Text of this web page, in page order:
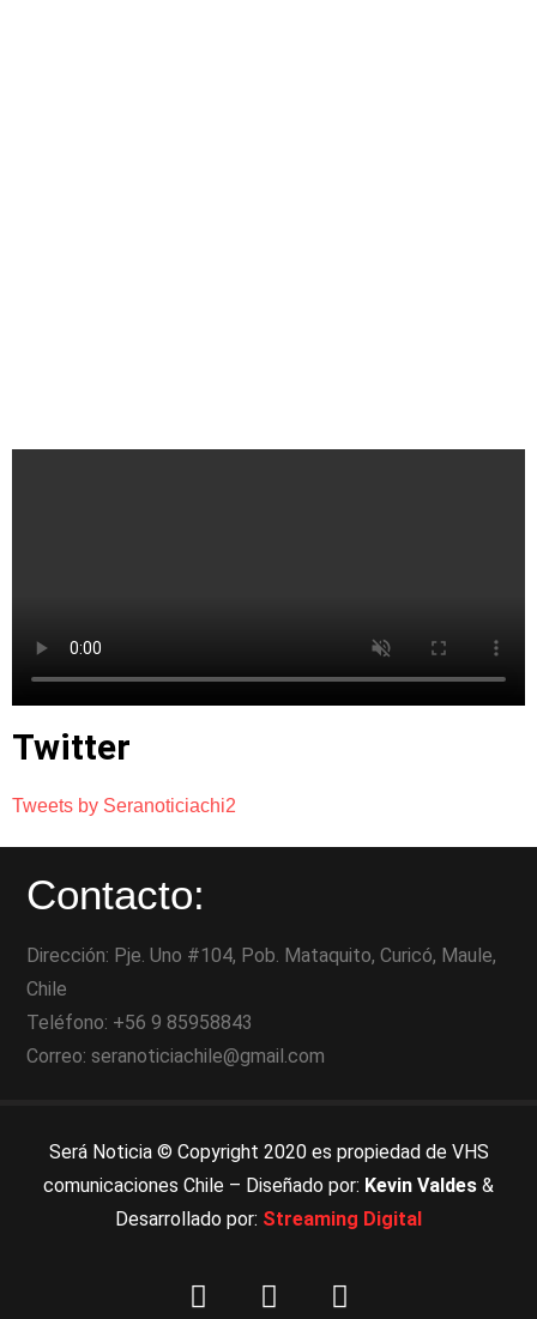
Twitter
Tweets by Seranoticiachi2
Contacto:
Dirección: Pje. Uno #104, Pob. Mataquito, Curicó, Maule,
Chile
Teléfono: +56 9 85958843
Correo: seranoticiachile@gmail.com
Será Noticia © Copyright 2020 es propiedad de VHS
comunicaciones Chile – Diseñado por: Kevin Valdes &
Desarrollado por: Streaming Digital